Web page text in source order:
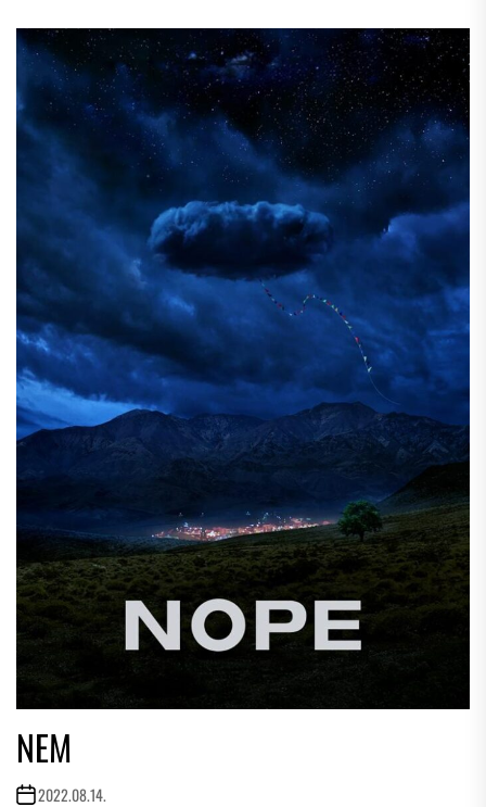
NEM
2022.08.14.